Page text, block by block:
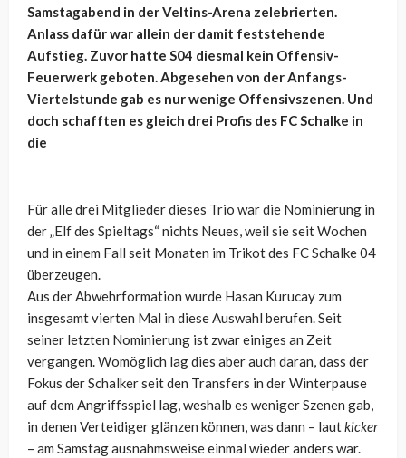
Samstagabend in der Veltins-Arena zelebrierten.
Anlass dafür war allein der damit feststehende
Aufstieg. Zuvor hatte S04 diesmal kein Offensiv-
Feuerwerk geboten. Abgesehen von der Anfangs-
Viertelstunde gab es nur wenige Offensivszenen. Und
doch schafften es gleich drei Profis des FC Schalke in
die
Für alle drei Mitglieder dieses Trio war die Nominierung in
der „Elf des Spieltags“ nichts Neues, weil sie seit Wochen
und in einem Fall seit Monaten im Trikot des FC Schalke 04
überzeugen.
Aus der Abwehrformation wurde Hasan Kurucay zum
insgesamt vierten Mal in diese Auswahl berufen. Seit
seiner letzten Nominierung ist zwar einiges an Zeit
vergangen. Womöglich lag dies aber auch daran, dass der
Fokus der Schalker seit den Transfers in der Winterpause
auf dem Angriffsspiel lag, weshalb es weniger Szenen gab,
in denen Verteidiger glänzen können, was dann – lautkicker
– am Samstag ausnahmsweise einmal wieder anders war.